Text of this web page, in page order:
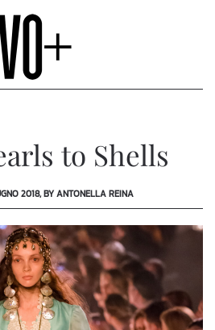
to Shells
2018, BY ANTONELLA REINA